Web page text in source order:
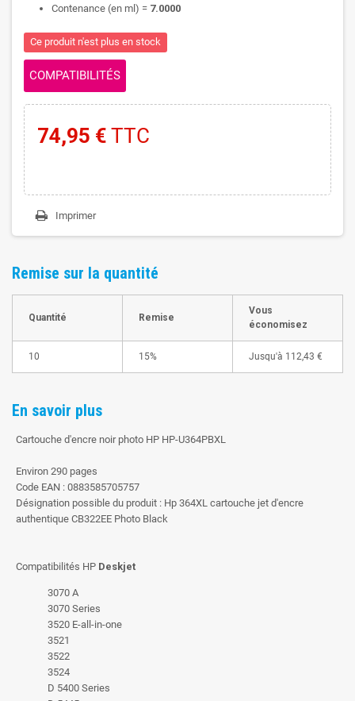
Contenance (en ml) = 7.0000
Ce produit n'est plus en stock
COMPATIBILITÉS
74,95 € TTC
Imprimer
Remise sur la quantité
Quantité Remise
Vous
économisez
10 15% Jusqu'à 112,43 €
En savoir plus
Cartouche d'encre noir photo HP HP-U364PBXL
Environ 290 pages
Code EAN : 0883585705757
Désignation possible du produit : Hp 364XL cartouche jet d'encre
authentique CB322EE Photo Black
Compatibilités HP Deskjet
3070 A
3070 Series
3520 E-all-in-one
3521
3522
3524
D 5400 Series